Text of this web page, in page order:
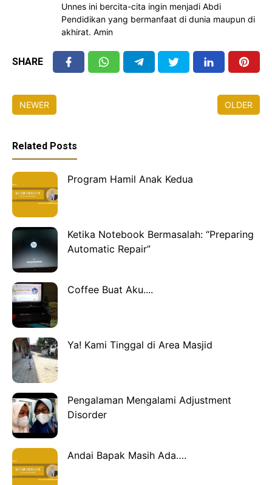
Unnes ini bercita-cita ingin menjadi Abdi
Pendidikan yang bermanfaat di dunia maupun di
akhirat. Amin
SHARE
NEWER OLDER
Related Posts
Program Hamil Anak Kedua
Ketika Notebook Bermasalah: “Preparing
Automatic Repair”
Coffee Buat Aku....
Ya! Kami Tinggal di Area Masjid
Pengalaman Mengalami Adjustment
Disorder
Andai Bapak Masih Ada….